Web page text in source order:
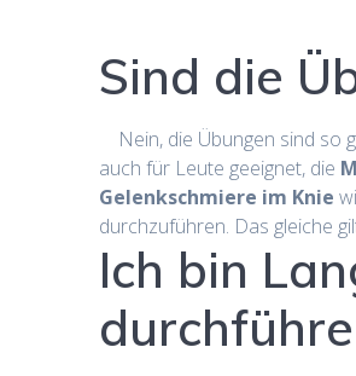
Sind die
Nein, die Übungen sind so
auch für Leute geeignet, die
Gelenkschmiere im Knie
durchzuführen. Das gleiche
Ich bin